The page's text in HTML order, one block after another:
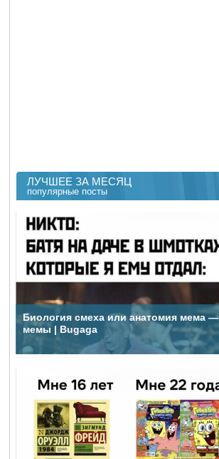
ЛУЧШЕЕ ЗА МЕСЯЦ
популярные посты
Биология смеха или анатомия мема —
мемы | Bugaga